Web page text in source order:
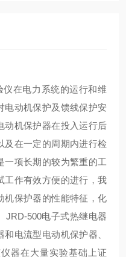
在电力系统的运行和维
电动机保护及馈线保护安
动机保护器在投入运行后
及在一定的周期内进行检
一项长期的较为繁重的工
工作有效方便的进行，我
机保护器的性能特征，化
JRD-500电子式热继电器
电流型电动机保护器、
器在大量实验基础上证